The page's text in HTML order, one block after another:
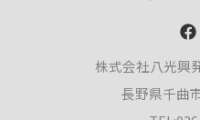
株式会社八光興
長野県千曲